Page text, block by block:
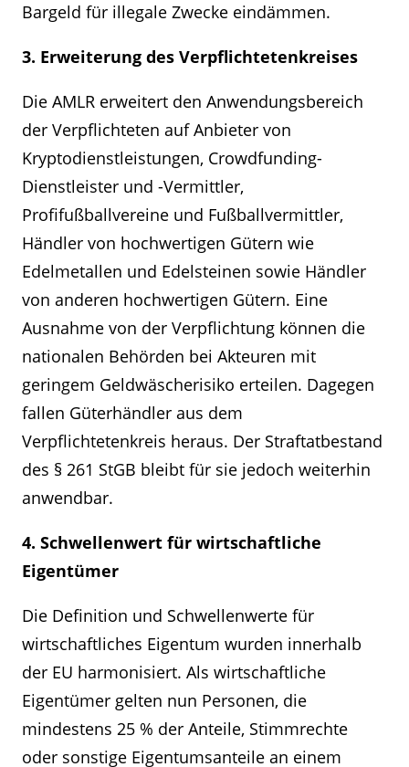
Bargeld für illegale Zwecke eindämmen.
3. Erweiterung des Verpflichtetenkreises
Die AMLR erweitert den Anwendungsbereich
der Verpflichteten auf Anbieter von
Kryptodienstleistungen, Crowdfunding-
Dienstleister und -Vermittler,
Profifußballvereine und Fußballvermittler,
Händler von hochwertigen Gütern wie
Edelmetallen und Edelsteinen sowie Händler
von anderen hochwertigen Gütern. Eine
Ausnahme von der Verpflichtung können die
nationalen Behörden bei Akteuren mit
geringem Geldwäscherisiko erteilen. Dagegen
fallen Güterhändler aus dem
Verpflichtetenkreis heraus. Der Straftatbestand
des § 261 StGB bleibt für sie jedoch weiterhin
anwendbar.
4. Schwellenwert für wirtschaftliche
Eigentümer
Die Definition und Schwellenwerte für
wirtschaftliches Eigentum wurden innerhalb
der EU harmonisiert. Als wirtschaftliche
Eigentümer gelten nun Personen, die
mindestens 25 % der Anteile, Stimmrechte
oder sonstige Eigentumsanteile an einem